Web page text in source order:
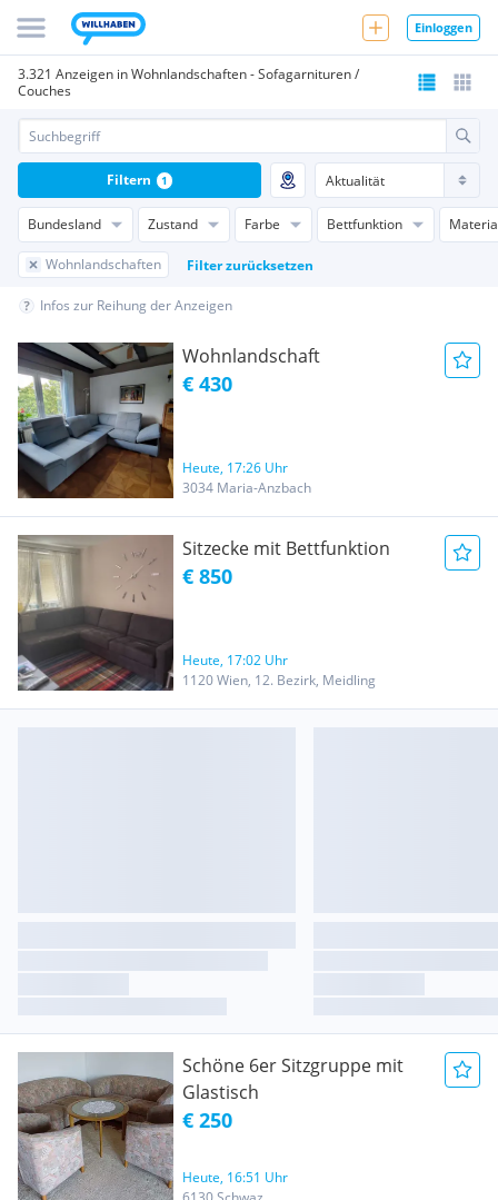
Einloggen
3.321 Anzeigen in Wohnlandschaften - Sofagarnituren /
Couches
Bundesland Zustand Farbe Bettfunktion
Wohnlandschaften Filter zurücksetzen
Filtern 1
Infos zur Reihung der Anzeigen
Wohnlandschaft
€ 430
Heute, 17:26 Uhr
3034 Maria-Anzbach
Sitzecke mit Bettfunktion
€ 850
Heute, 17:02 Uhr
1120 Wien, 12. Bezirk, Meidling
Schöne 6er Sitzgruppe mit
Glastisch
€ 250
Heute, 16:51 Uhr